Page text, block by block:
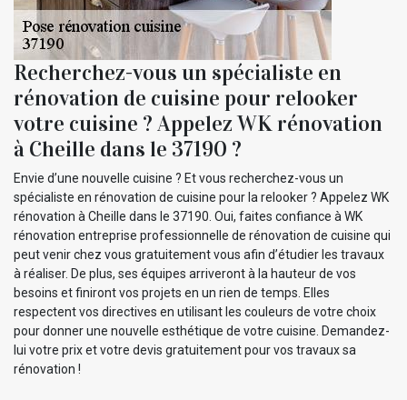
Recherchez-vous un spécialiste en
rénovation de cuisine pour relooker
votre cuisine ? Appelez WK rénovation
à Cheille dans le 37190 ?
Envie d’une nouvelle cuisine ? Et vous recherchez-vous un
spécialiste en rénovation de cuisine pour la relooker ? Appelez WK
rénovation à Cheille dans le 37190. Oui, faites confiance à WK
rénovation entreprise professionnelle de rénovation de cuisine qui
peut venir chez vous gratuitement vous afin d’étudier les travaux
à réaliser. De plus, ses équipes arriveront à la hauteur de vos
besoins et finiront vos projets en un rien de temps. Elles
respectent vos directives en utilisant les couleurs de votre choix
pour donner une nouvelle esthétique de votre cuisine. Demandez-
lui votre prix et votre devis gratuitement pour vos travaux sa
rénovation !